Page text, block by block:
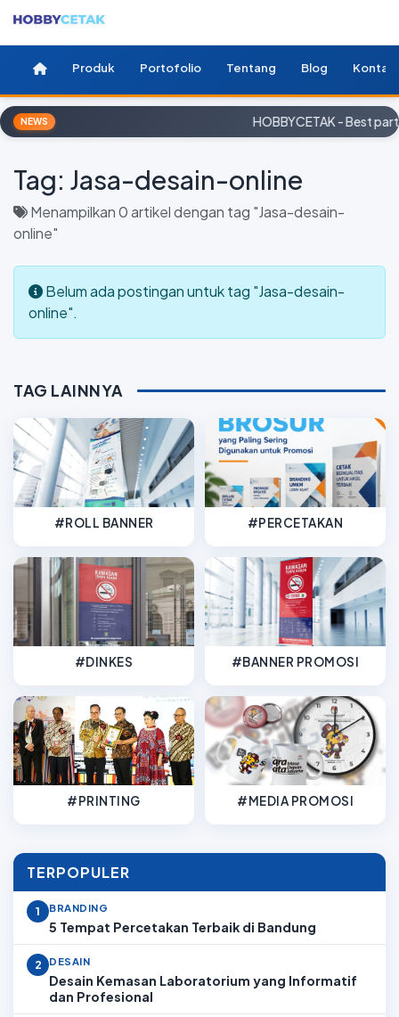
Produk Portofolio Tentang Blog Kontak
NEWS HOBBYCETAK - Best
Tag: Jasa-desain-online
Menampilkan 0 artikel dengan tag "Jasa-desain-
online"
Belum ada postingan untuk tag "Jasa-desain-
online".
TAG LAINNYA
#ROLL BANNER #PERCETAKAN
#DINKES #BANNER PROMOSI
#PRINTING #MEDIA PROMOSI
TERPOPULER
1 BRANDING
5 Tempat Percetakan Terbaik di Bandung
2 DESAIN
Desain Kemasan Laboratorium yang Informatif
dan Profesional